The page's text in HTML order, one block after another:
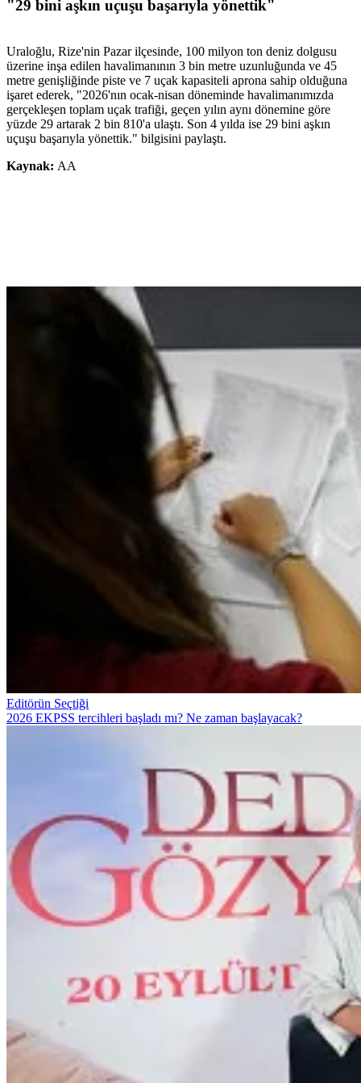
"29 bini aşkın uçuşu başarıyla yönettik"
Uraloğlu, Rize'nin Pazar ilçesinde, 100 milyon ton deniz dolgusu
üzerine inşa edilen havalimanının 3 bin metre uzunluğunda ve 45
metre genişliğinde piste ve 7 uçak kapasiteli aprona sahip olduğuna
işaret ederek, "2026'nın ocak-nisan döneminde havalimanımızda
gerçekleşen toplam uçak trafiği, geçen yılın aynı dönemine göre
yüzde 29 artarak 2 bin 810'a ulaştı. Son 4 yılda ise 29 bini aşkın
uçuşu başarıyla yönettik." bilgisini paylaştı.
Kaynak: AA
Editörün Seçtiği
2026 EKPSS tercihleri başladı mı? Ne zaman başlayacak?